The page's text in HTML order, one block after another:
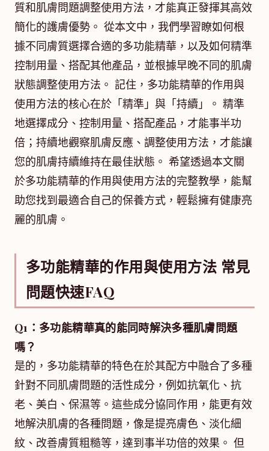
質和肌膚問題調整使用方法，才能真正發揮其高效
簡化的護膚優勢。 從本文中，我們學習瞭如何根
據不同膚質選擇合適的多功能精華，以及如何精準
控制用量、搭配其他產品，並根據早晚不同的肌膚
狀態調整使用方法。 記住，多功能精華的作用與
使用方法的核心在於「精準」與「持續」。 精準
地選擇成分、控制用量、搭配產品，才能事半功
倍；持續地觀察肌膚反應、調整使用方法，才能讓
您的肌膚持續維持在最佳狀態。 希望透過本文關
於多功能精華的作用與使用方法的完整教學，能幫
助您找到最適合自己的保養方式，輕鬆擁有健康亮
麗的肌膚。
多功能精華的作用與使用方法 常見
問題快速FAQ
Q1：多功能精華真的能同時解決多種肌膚問題
嗎？
是的，多功能精華的特色在於其配方中融合了多種
針對不同肌膚問題的活性成分，例如抗氧化、抗
老、美白、保濕等。這些成分協同作用，能更有效
地解決肌膚的各種問題，像是提亮膚色、淡化細
紋、改善膚質粗糙等，達到事半功倍的效果。 但